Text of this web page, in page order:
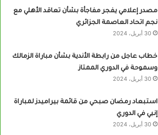
مصدر إعلامي يفجر مفاجأة بشأن تعاقد الأهلي مع
نجم اتحاد العاصمة الجزائري
30 أبريل، 2024
خطاب عاجل من رابطة الأندية بشأن مباراة الزمالك
وسموحة في الدوري الممتاز
30 أبريل، 2024
استبعاد رمضان صبحي من قائمة بيراميدز لمباراة
إنبي في الدوري
30 أبريل، 2024